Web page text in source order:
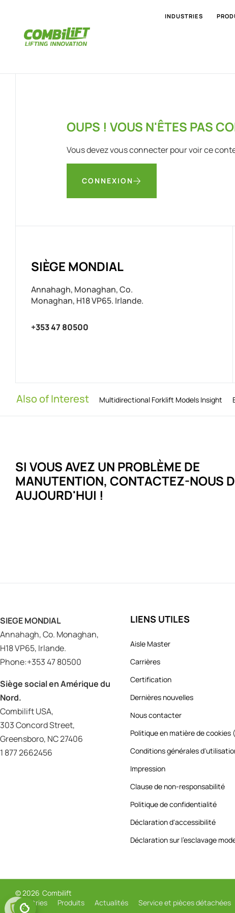
INDUSTRIES
OUPS ! VOUS N'ÊTES PAS
Vous devez vous connecter pour voir ce
CONNEXION
SIÈGE MONDIAL
Annahagh, Monaghan, Co.
Monaghan, H18 VP65. Irlande.
+353 47 80500
Also of Interest Multidirectional Forklift Models Insight
SI VOUS AVEZ UN PROBLÈME DE
MANUTENTION, CONTACTEZ-NOUS
AUJOURD'HUI !
SIEGE MONDIAL
Annahagh, Co. Monaghan,
H18 VP65, Irlande.
Phone:+353 47 80500
Siège social en Amérique du
Nord.
Combilift USA,
303 Concord Street,
Greensboro, NC 27406
1 877 2662456
LIENS UTILES
Aisle Master
Carrières
Certification
Dernières nouvelles
Nous contacter
Politique en matière de cookies
Conditions générales
Impression
Clause de non-responsabilité
Politique de confidentialité
Déclaration d'accessibilité
Déclaration sur l'esclavage
© 2026 Combilift
Industries
Produits Actualités Service et pièces détachées